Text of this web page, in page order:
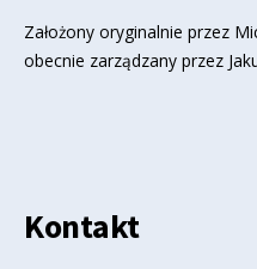
Założony oryginalnie przez
obecnie zarządzany przez
Kontakt